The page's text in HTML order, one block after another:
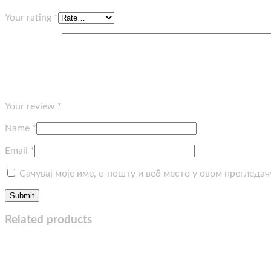
Your rating *
Your review *
Name *
Email *
Сачувај моје име, е-пошту и веб место у овом
Related products